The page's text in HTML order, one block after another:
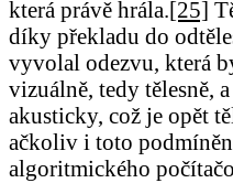
která právě hrála. [25]
díky překladu do
vyvolal odezvu, která
vizuálně, tedy tělesně,
akusticky, což je opět
ačkoliv i toto
algoritmického